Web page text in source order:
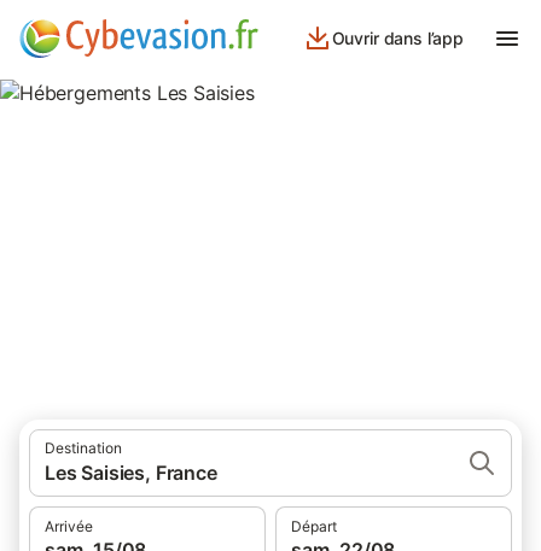
Ouvrir dans l’app
Destination
Les Saisies, France
Arrivée Départ